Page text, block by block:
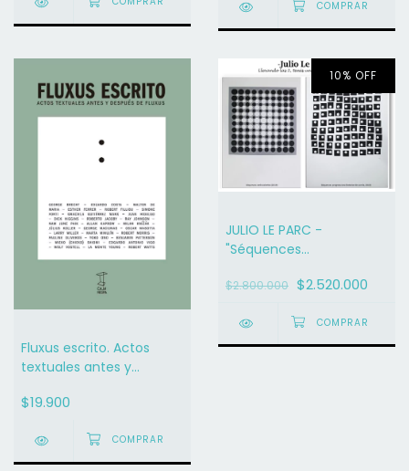
Fluxus escrito. Actos
textuales antes y
MARIANO MAYER (COMP.)
$19.900
10% OFF
JULIO LE PARC -
"Séquences
"Séquences progressives
2019)"
$2.800.000 $2.520.000